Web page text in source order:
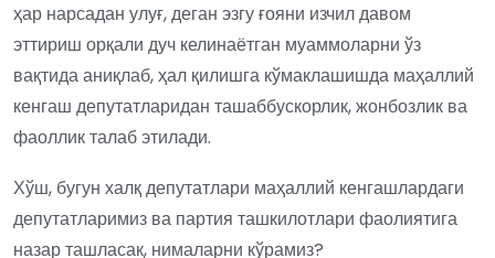
ҳар нарсадан улуғ, деган эзгу ғояни изчил давом
эттириш орқали дуч келинаётган муаммоларни ўз
вақтида аниқлаб, ҳал қилишга кўмаклашишда маҳаллий
кенгаш депутатларидан ташаббускорлик, жонбозлик ва
фаоллик талаб этилади.
Хўш, бугун халқ депутатлари маҳаллий кенгашлардаги
депутатларимиз ва партия ташкилотлари фаолиятига
назар ташласак, нималарни кўрамиз?